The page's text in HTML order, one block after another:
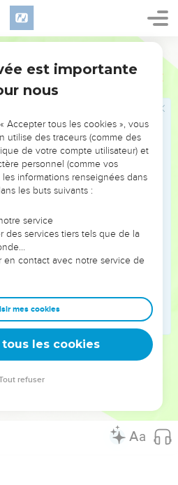
comme on va chez une
prostituées, des hommes sont
vont juger ces femmes, comme
ont du sang sur leurs mains.
le Seigneur DIEU : Rassemblez
les fasse trembler de peur,
possèdent !
et brûlez leurs maisons !
honteuses dans le pays. Cela
les femmes, et elles n’imiteront
sœurs.
responsables de vos actions
les conséquences, parce que
Alors vous saurez que le
2000, avec autorisation. Pour vous procurer
est importante
nous
Accepter tous les cookies », vous
utilise des traceurs (comme des
de votre compte utilisateur) et
personnel (comme vos
informations renseignées dans
les buts suivants :
service
des services tiers tels que de la
en contact avec notre service de
mes cookies
les cookies
refuser